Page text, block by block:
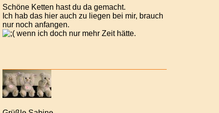
Schöne Ketten hast du da gemacht.
Ich hab das hier auch zu liegen bei mir, brauch
nur noch anfangen.
wenn ich doch nur mehr Zeit hätte.